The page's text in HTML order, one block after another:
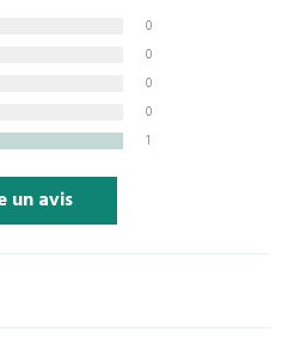
0
0
0
0
1
un avis